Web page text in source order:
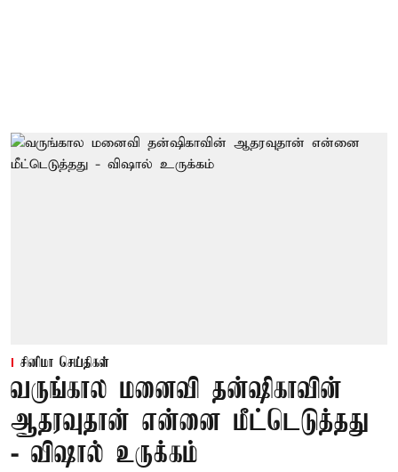
சினிமா செய்திகள்
வருங்கால மனைவி தன்ஷிகாவின்
ஆதரவுதான் என்னை மீட்டெடுத்தது
- விஷால் உருக்கம்